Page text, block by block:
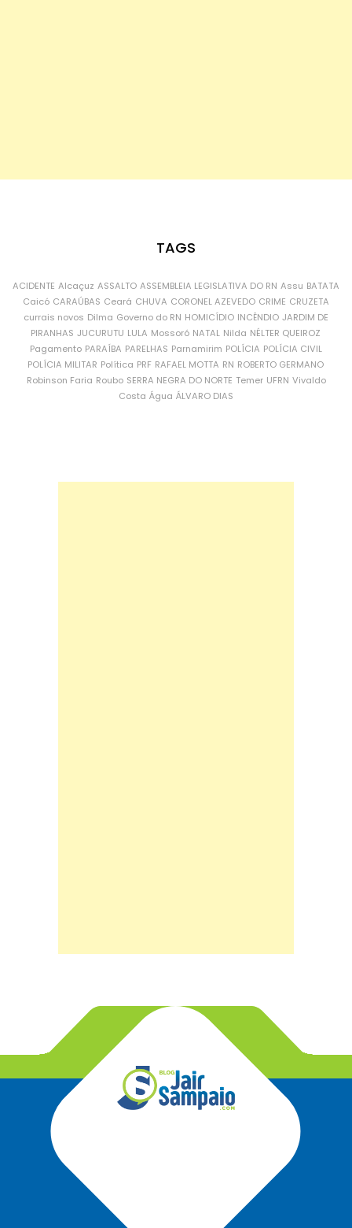
TAGS
ACIDENTE Alcaçuz ASSALTO ASSEMBLEIA LEGISLATIVA DO RN Assu BATATA
Caicó CARAÚBAS Ceará CHUVA CORONEL AZEVEDO CRIME CRUZETA
currais novos Dilma Governo do RN HOMICÍDIO INCÊNDIO JARDIM DE
PIRANHAS JUCURUTU LULA Mossoró NATAL Nilda NÉLTER QUEIROZ
Pagamento PARAÍBA PARELHAS Parnamirim POLÍCIA POLÍCIA CIVIL
POLÍCIA MILITAR Política PRF RAFAEL MOTTA RN ROBERTO GERMANO
Robinson Faria Roubo SERRA NEGRA DO NORTE Temer UFRN Vivaldo
Costa Água ÁLVARO DIAS